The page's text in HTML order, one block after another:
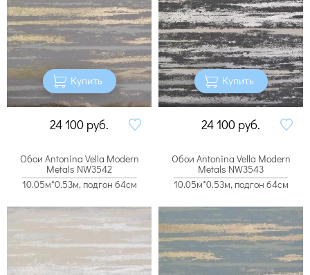
Купить
24 100 руб.
Купить
24 100 руб.
Обои Antonina Vella Modern
Metals NW3542
10.05м*0.53м, подгон 64см
Обои Antonina Vella Modern
Metals NW3543
10.05м*0.53м, подгон 64см